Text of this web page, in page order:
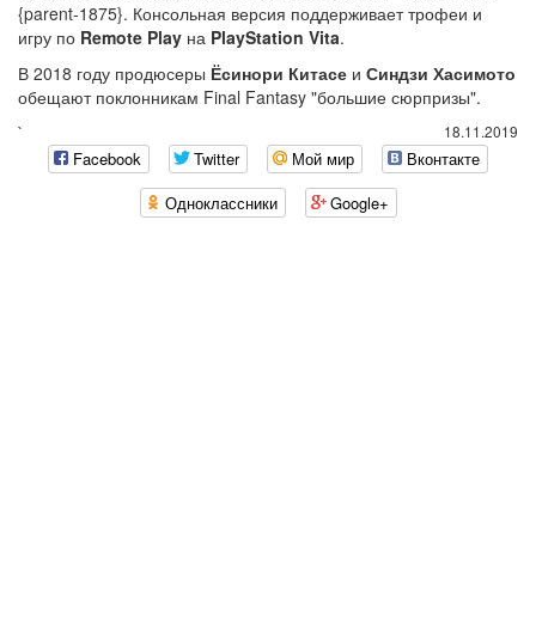
{parent-1875}. Консольная версия поддерживает трофеи и
игру по Remote Play на PlayStation Vita.
В 2018 году продюсеры Ёсинори Китасе и Синдзи Хасимото
обещают поклонникам Final Fantasy "большие сюрпризы".
18.11.2019
`
Facebook Twitter Мой мир
Вконтакте
Одноклассники
Google+